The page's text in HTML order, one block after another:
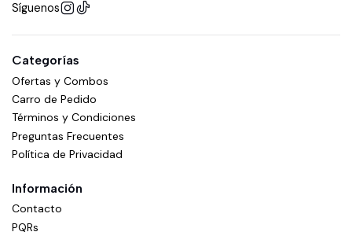
Síguenos
Categorías
Ofertas y Combos
Carro de Pedido
Términos y Condiciones
Preguntas Frecuentes
Política de Privacidad
Información
Contacto
PQRs